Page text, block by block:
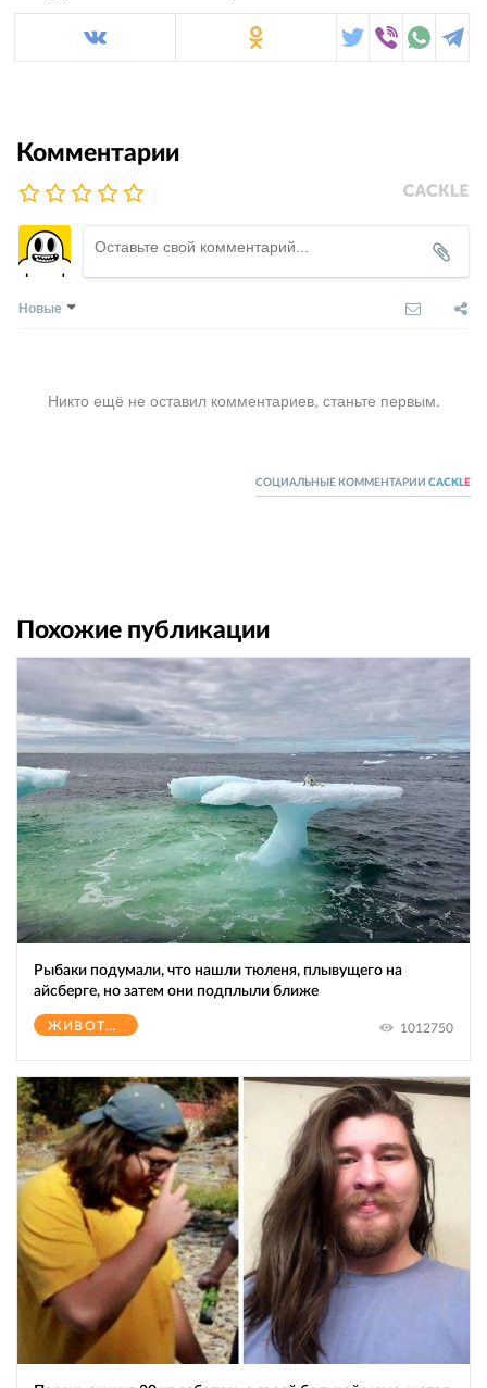
Комментарии
Новые
Никто ещё не оставил комментариев, станьте первым.
СОЦИАЛЬНЫЕ КОММЕНТАРИИ CACKL E
Похожие публикации
Рыбаки подумали, что нашли тюленя, плывущего на
айсберге, но затем они подплыли ближе
ЖИВОТНЫЕ 1012750